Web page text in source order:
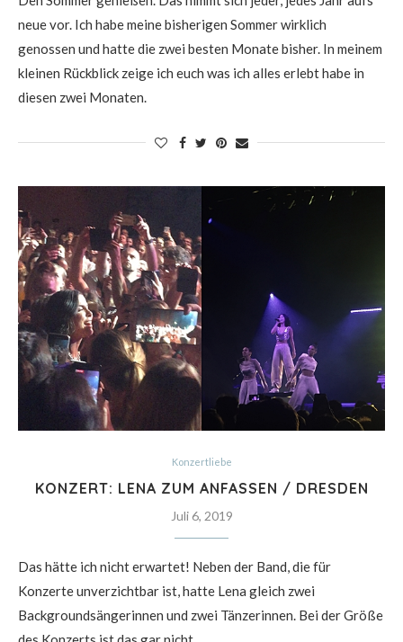
neue vor. Ich habe meine bisherigen Sommer wirklich
genossen und hatte die zwei besten Monate bisher. In meinem
kleinen Rückblick zeige ich euch was ich alles erlebt habe in
diesen zwei Monaten.
Konzertliebe
KONZERT: LENA ZUM ANFASSEN / DRESDEN
Juli 6, 2019
Das hätte ich nicht erwartet! Neben der Band, die für
Konzerte unverzichtbar ist, hatte Lena gleich zwei
Backgroundsängerinnen und zwei Tänzerinnen. Bei der Größe